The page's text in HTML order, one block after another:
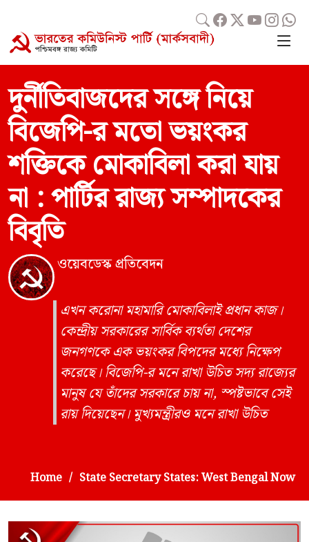
দুর্নীতিবাজদের সঙ্গে নিয়ে
বিজেপি-র মতাে ভয়ংকর
শক্তিকে মােকাবিলা করা যায়
না : পার্টির রাজ্য সম্পাদকের
বিবৃতি
ওয়েবডেস্ক প্রতিবেদন
এখন করােনা মহামারি মােকাবিলাই প্রধান কাজ।
কেন্দ্রীয় সরকারের সার্বিক ব্যর্থতা দেশের
জনগণকে এক ভয়ংকর বিপদের মধ্যে নিক্ষেপ
করেছে। বিজেপি-র মনে রাখা উচিত সদ্য রাজ্যের
মানুষ যে তাঁদের সরকারে চায় না, স্পষ্টভাবে সেই
রায় দিয়েছেন। মুখ্যমন্ত্রীরও মনে রাখা উচিত
Home State Secretary States: West Bengal Now